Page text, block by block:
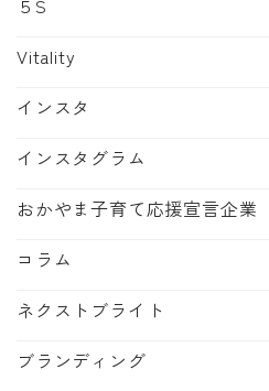
５S
Vitality
インスタ
インスタグラム
おかやま子育て応援宣言企業
コラム
ネクストブライト
ブランディング